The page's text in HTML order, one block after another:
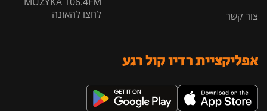
צור קשר
לחצו להאזנה
אפליקציית רדיו קול רגע